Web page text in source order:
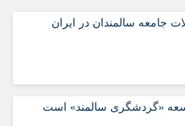
جامعه سالمندان در ایران
«گردشگری سالمند» است